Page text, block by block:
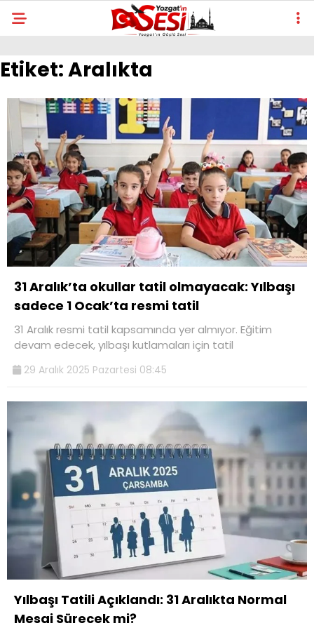
Etiket:Aralıkta
31 Aralık’ta okullar tatil olmayacak: Yılbaşı
sadece 1 Ocak’ta resmi tatil
31 Aralık resmi tatil kapsamında yer almıyor. Eğitim
devam edecek, yılbaşı kutlamaları için tatil
29 Aralık 2025 Pazartesi 08:45
Yılbaşı Tatili Açıklandı: 31 Aralıkta Normal
Mesai Sürecek mi?